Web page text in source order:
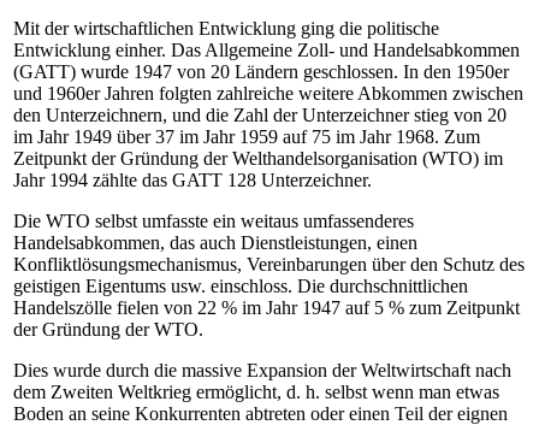
Mit der wirtschaftlichen Entwicklung ging die politische
Entwicklung einher. Das Allgemeine Zoll- und Handelsabkommen
(GATT) wurde 1947 von 20 Ländern geschlossen. In den 1950er
und 1960er Jahren folgten zahlreiche weitere Abkommen zwischen
den Unterzeichnern, und die Zahl der Unterzeichner stieg von 20
im Jahr 1949 über 37 im Jahr 1959 auf 75 im Jahr 1968. Zum
Zeitpunkt der Gründung der Welthandelsorganisation (WTO) im
Jahr 1994 zählte das GATT 128 Unterzeichner.
Die WTO selbst umfasste ein weitaus umfassenderes
Handelsabkommen, das auch Dienstleistungen, einen
Konfliktlösungsmechanismus, Vereinbarungen über den Schutz des
geistigen Eigentums usw. einschloss. Die durchschnittlichen
Handelszölle fielen von 22 % im Jahr 1947 auf 5 % zum Zeitpunkt
der Gründung der WTO.
Dies wurde durch die massive Expansion der Weltwirtschaft nach
dem Zweiten Weltkrieg ermöglicht, d. h. selbst wenn man etwas
Boden an seine Konkurrenten abtreten oder einen Teil der eignen